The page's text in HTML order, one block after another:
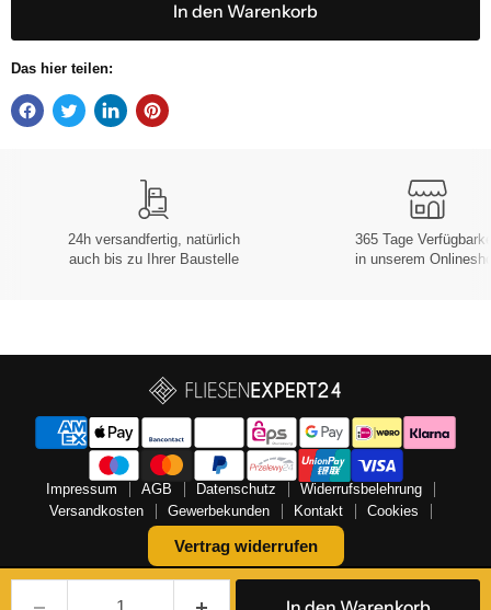
In den Warenkorb
Das hier teilen:
24h versandfertig, natürlich
auch bis zu Ihrer Baustelle
365 Tage
in unserem
Impressum AGB Datenschutz
Widerrufsbelehrung
Versandkosten
Gewerbekunden Kontakt Cookies
Vertrag widerrufen